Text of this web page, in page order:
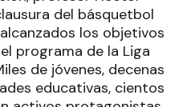
del básquetbol
los objetivos
programa de la Liga
de jóvenes, decenas
educativas, cientos